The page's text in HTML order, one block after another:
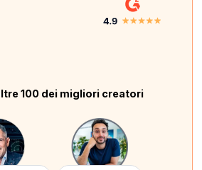
100 dei migliori creatori